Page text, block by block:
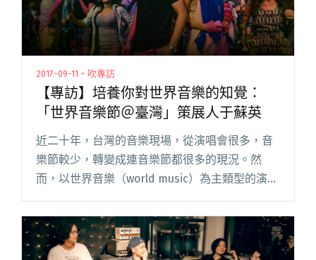
2017-09-11・吹專訪
【專訪】培養你對世界音樂的知覺：
「世界音樂節＠臺灣」策展人于蘇英
近二十年，台灣的音樂現場，從演唱會很多，音
樂節較少，轉變成連音樂節都很多的現況。然
而，以世界音樂（world music）為主類型的演出
一向都屬少數，即使有，也規模有限。長青的活
動如大大樹音樂圖像主辦的「流浪之歌音樂
節」，多年來，也是苦撐著閱讀全文 "【專訪】
培養你對世界音樂的知覺：「世界音樂節＠臺